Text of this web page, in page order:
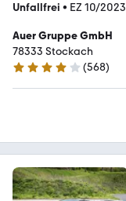
Unfallfrei • EZ 10/2023
Auer Gruppe GmbH
78333 Stockach
4.2 Sterne
(568)